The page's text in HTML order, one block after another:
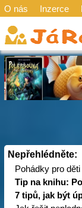
O nás Inzerce
Nepřehlédněte:
Pohádky pro děti
Tip na knihu:
7 tipů, jak být